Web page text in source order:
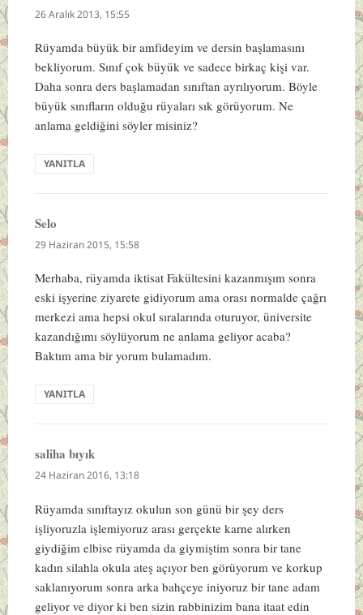
ki:
26 Aralık 2013, 15:55
Rüyamda büyük bir amfideyim ve dersin başlamasını
bekliyorum. Sınıf çok büyük ve sadece birkaç kişi var.
Daha sonra ders başlamadan sınıftan ayrılıyorum. Böyle
büyük sınıfların olduğu rüyaları sık görüyorum. Ne
anlama geldiğini söyler misiniz?
YANITLA
Selo
ki:
29 Haziran 2015, 15:58
Merhaba, rüyamda iktisat Fakültesini kazanmışım sonra
eski işyerine ziyarete gidiyorum ama orası normalde çağrı
merkezi ama hepsi okul sıralarında oturuyor, üniversite
kazandığımı söylüyorum ne anlama geliyor acaba?
Baktım ama bir yorum bulamadım.
YANITLA
saliha bıyıkdedi
ki:
24 Haziran 2016, 13:18
Rüyamda sınıftayız okulun son günü bir şey ders
işliyoruzla işlemiyoruz arası gerçekte karne alırken
giydiğim elbise rüyamda da giymiştim sonra bir tane
kadın silahla okula ateş açıyor ben görüyorum ve korkup
saklanıyorum sonra arka bahçeye iniyoruz bir tane adam
geliyor ve diyor ki ben sizin rabbinizim bana itaat edin